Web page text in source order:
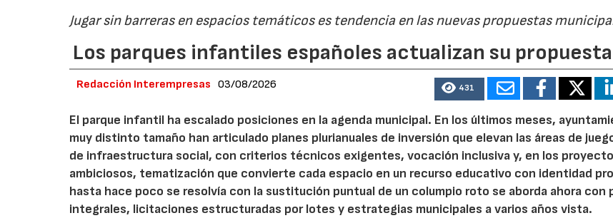
Jugar sin barreras en espacios temáticos es tendencia en las nuevas propuestas
Los parques infantiles españoles actualizan su propuesta
Redacción Interempresas 03/08/2026 431
El parque infantil ha escalado posiciones en la agenda municipal. En los últimos meses,
muy distinto tamaño han articulado planes plurianuales de inversión que elevan las áreas de
de infraestructura social, con criterios técnicos exigentes, vocación inclusiva y, en los
ambiciosos, tematización que convierte cada espacio en un recurso educativo con identidad
hasta hace poco se resolvía con la sustitución puntual de un columpio roto se aborda ahora con
integrales, licitaciones estructuradas por lotes y estrategias municipales a varios años vista.
04/06/2026 02/